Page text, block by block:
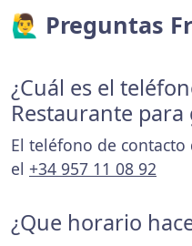
🙋‍♂️ Preguntas
¿Cuál es el
Restaurante
El teléfono de contacto
el +34 957 11 08 92
¿Que horario